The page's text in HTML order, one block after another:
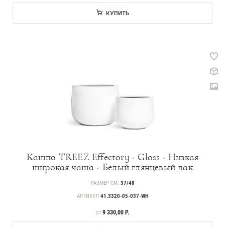
КУПИТЬ
Кашпо TREEZ Effectory - Gloss - Низкая
широкая чаша - Белый глянцевый лак
РАЗМЕР СМ. 37/48
АРТИКУЛ 41.3320-05-037-WH
ЦЕНА
ОТ9 330,00 Р.